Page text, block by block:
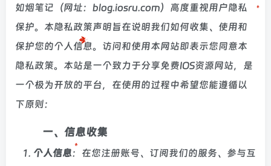
如烟笔记（网址：blog.iosru.com）高度重视用户隐私
保护。本隐私政策声明旨在说明我们如何收集、使用和
保护您的个人信息。访问和使用本网站即表示您同意本
隐私政策。本站是一个致力于分享免费IOS资源网站，是
一个极为开放的平台，在使用的过程中希望您能遵循以
下原则：
一、信息收集
个人信息：在您注册账号、订阅我们的服务、参与互